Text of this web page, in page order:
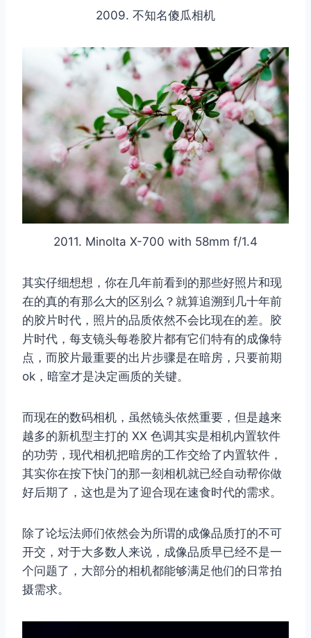
2009. 不知名傻瓜相机
2011. Minolta X-700 with 58mm f/1.4
其实仔细想想，你在几年前看到的那些好照片和现
在的真的有那么大的区别么？就算追溯到几十年前
的胶片时代，照片的品质依然不会比现在的差。胶
片时代，每支镜头每卷胶片都有它们特有的成像特
点，而胶片最重要的出片步骤是在暗房，只要前期
ok，暗室才是决定画质的关键。
而现在的数码相机，虽然镜头依然重要，但是越来
越多的新机型主打的 XX 色调其实是相机内置软件
的功劳，现代相机把暗房的工作交给了内置软件，
其实你在按下快门的那一刻相机就已经自动帮你做
好后期了，这也是为了迎合现在速食时代的需求。
除了论坛法师们依然会为所谓的成像品质打的不可
开交，对于大多数人来说，成像品质早已经不是一
个问题了，大部分的相机都能够满足他们的日常拍
摄需求。